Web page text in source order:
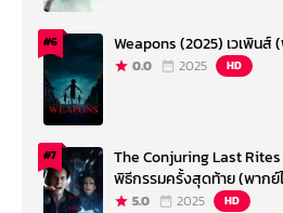
#6 Weapons (2025) เวเพินส์
0.0 2025 HD
#7
The Conjuring Last
พิธีกรรมครั้งสุดท้าย (พากย์
5.0 2025 HD